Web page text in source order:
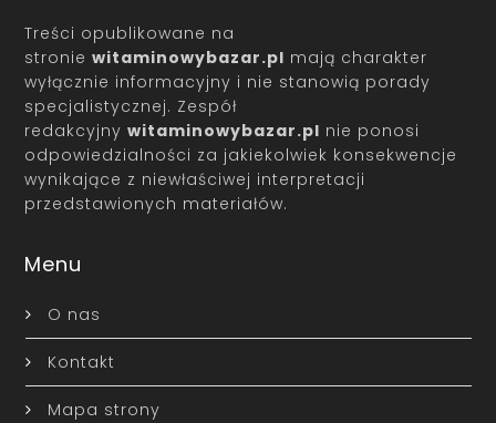
Treści opublikowane na
stroniewitaminowybazar.pl mają charakter
wyłącznie informacyjny i nie stanowią porady
specjalistycznej. Zespół
redakcyjnywitaminowybazar.pl nie ponosi
odpowiedzialności za jakiekolwiek konsekwencje
wynikające z niewłaściwej interpretacji
przedstawionych materiałów.
Menu
O nas
Kontakt
Mapa strony